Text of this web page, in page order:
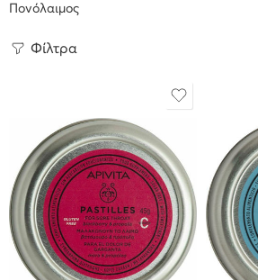
Πονόλαιμος
Φίλτρα